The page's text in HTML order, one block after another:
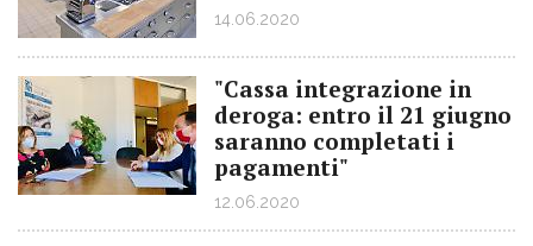
14.06.2020
"Cassa integrazione in
deroga: entro il 21 giugno
saranno completati i
pagamenti"
12.06.2020